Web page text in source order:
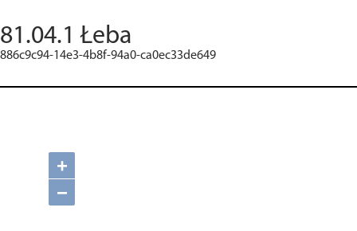
81.04.1 Łeba
886c9c94-14e3-4b8f-94a0-ca0ec33de649
+
−